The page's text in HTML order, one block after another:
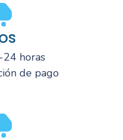
24 horas
de pago